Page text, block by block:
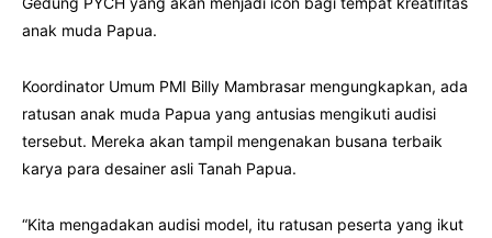
anak muda Papua.
Koordinator Umum PMI Billy Mambrasar mengungkapkan, ada
ratusan anak muda Papua yang antusias mengikuti audisi
tersebut. Mereka akan tampil mengenakan busana terbaik
karya para desainer asli Tanah Papua.
“Kita mengadakan audisi model, itu ratusan peserta yang ikut